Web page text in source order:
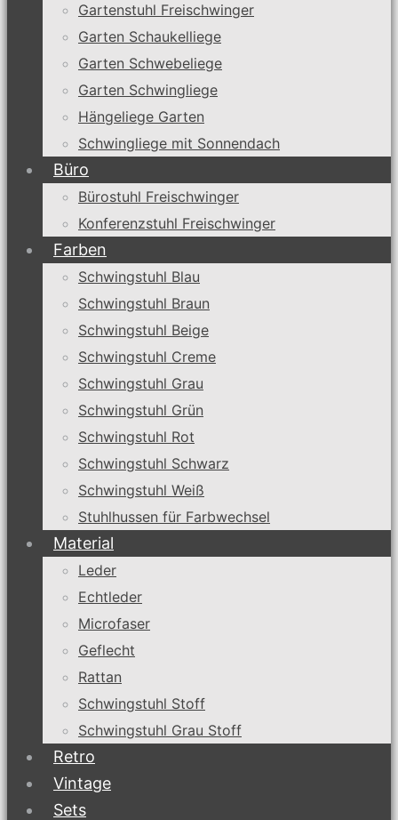
Gartenstuhl Freischwinger
Garten Schaukelliege
Garten Schwebeliege
Garten Schwingliege
Hängeliege Garten
Schwingliege mit Sonnendach
Büro
Bürostuhl Freischwinger
Konferenzstuhl Freischwinger
Farben
Schwingstuhl Blau
Schwingstuhl Braun
Schwingstuhl Beige
Schwingstuhl Creme
Schwingstuhl Grau
Schwingstuhl Grün
Schwingstuhl Rot
Schwingstuhl Schwarz
Schwingstuhl Weiß
Stuhlhussen für Farbwechsel
Material
Leder
Echtleder
Microfaser
Geflecht
Rattan
Schwingstuhl Stoff
Schwingstuhl Grau Stoff
Retro
Vintage
Sets